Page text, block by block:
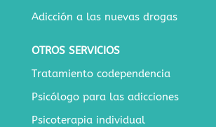
Adicción a las nuevas drogas
OTROS SERVICIOS
Tratamiento codependencia
Psicólogo para las adicciones
Psicoterapia individual